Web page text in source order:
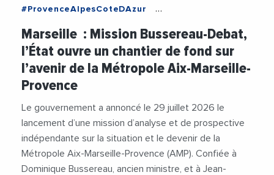
#ProvenceAlpesCoteDAzur
#Collectivites
#Economie
#Etat
#NicolasIsnard
Marseille : Mission Bussereau-Debat,
l’État ouvre un chantier de fond sur
l’avenir de la Métropole Aix-Marseille-
Provence
Le gouvernement a annoncé le 29 juillet 2026 le
lancement d’une mission d’analyse et de prospective
indépendante sur la situation et le devenir de la
Métropole Aix-Marseille-Provence (AMP). Confiée à
Dominique Bussereau, ancien ministre, et à Jean-